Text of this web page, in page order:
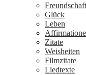
Freundschaft
Glück
Leben
Zitate
Weisheiten
Filmzitate
Liedtexte